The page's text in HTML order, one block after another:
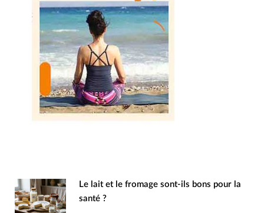
Le lait et le fromage sont-ils bons pour la
santé ?